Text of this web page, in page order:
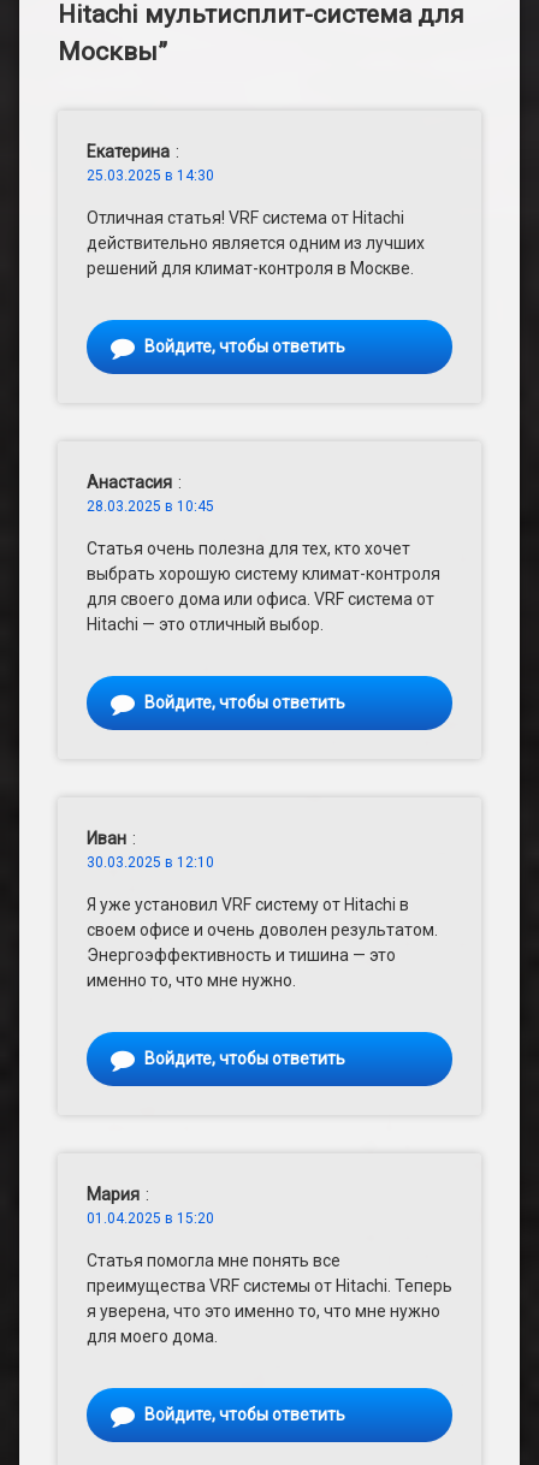
Hitachi мультисплит-система для
Москвы”
Екатерина :
25.03.2025 в 14:30
Отличная статья! VRF система от Hitachi
действительно является одним из лучших
решений для климат-контроля в Москве.
Войдите, чтобы ответить
Анастасия :
28.03.2025 в 10:45
Статья очень полезна для тех, кто хочет
выбрать хорошую систему климат-контроля
для своего дома или офиса. VRF система от
Hitachi — это отличный выбор.
Войдите, чтобы ответить
Иван :
30.03.2025 в 12:10
Я уже установил VRF систему от Hitachi в
своем офисе и очень доволен результатом.
Энергоэффективность и тишина — это
именно то, что мне нужно.
Войдите, чтобы ответить
Мария :
01.04.2025 в 15:20
Статья помогла мне понять все
преимущества VRF системы от Hitachi. Теперь
я уверена, что это именно то, что мне нужно
для моего дома.
Войдите, чтобы ответить